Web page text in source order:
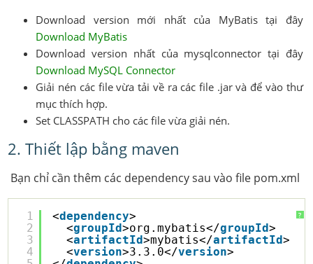
Download version mới nhất của MyBatis tại đây
Download MyBatis
Download version nhất của mysqlconnector tại đây
Download MySQL Connector
Giải nén các file vừa tải về ra các file .jar và để vào thư
mục thích hợp.
Set CLASSPATH cho các file vừa giải nén.
2. Thiết lập bằng maven
Bạn chỉ cần thêm các dependency sau vào file pom.xml
?
1
2
3
4
<dependency>
<groupId>org.mybatis</groupId>
<artifactId>mybatis</artifactId>
<version>3.3.0</version>